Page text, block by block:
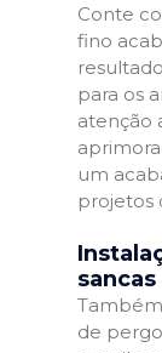
Conte
fino
para os
atenção
um
projetos
sancas
de